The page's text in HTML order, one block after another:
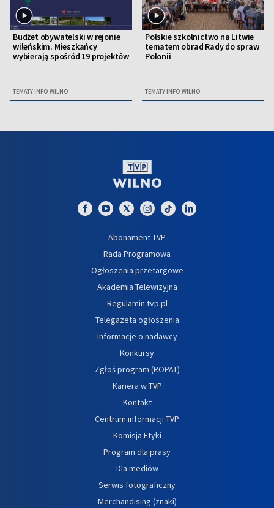
Budżet obywatelski w rejonie
wileńskim. Mieszkańcy
wybierają spośród 19 projektów
TEMATY INFO WILNO
Polskie szkolnictwo na Litwie
tematem obrad Rady do spraw
Polonii
TEMATY INFO WILNO
Abonament TVP
Rada Programowa
Ogłoszenia przetargowe
Akademia Telewizyjna
Regulamin tvp.pl
Telegazeta ogłoszenia
Informacje o nadawcy
Konkursy
Zgłoś program (ROPAT)
Kariera w TVP
Kontakt
Centrum informacji TVP
Komisja Etyki
Program dla prasy
Dla mediów
Serwis fotograficzny
Merchandising (znaki)